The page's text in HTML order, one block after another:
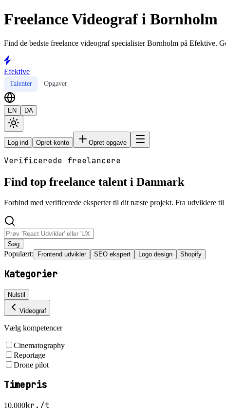
Freelance Videograf i Bornholm
Find de bedste freelance videograf specialister Bornholm på Efektive.
Efektive
Talenter Opgaver
EN DA
Log ind Opret konto Opret opgave
Verificerede freelancere
Find top freelance talent i Danmark
Forbind med verificerede eksperter til dit næste projekt. Fra udviklere
Søg
Populært: Frontend udvikler SEO ekspert Logo design Shopify
Kategorier
Nulstil
Videograf
Vælg kompetencer
Cinematography
Reportage
Drone pilot
Timepris
10.000kr./t